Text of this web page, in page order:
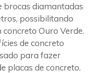
brocas diamantadas
possibilitando
Ouro Verde.
de concreto
para fazer
placas de concreto.